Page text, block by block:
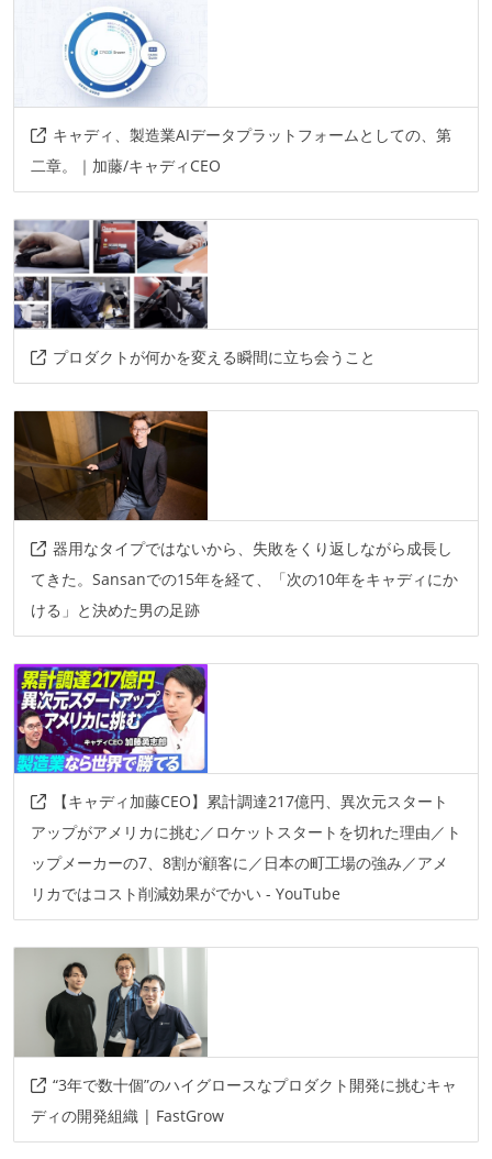
その他、現場で使われている技術
フレームワーク
redux
データベース
postgresql
google-bigquery
その他
kubernetes
gke firestore rest
scikit-learn
キャディ、製造業AIデータプラットフォームとしての、第
二章。｜加藤/キャディCEO
プロダクトが何かを変える瞬間に立ち会うこと
器用なタイプではないから、失敗をくり返しながら成長し
てきた。Sansanでの15年を経て、「次の10年をキャディにか
ける」と決めた男の足跡
【キャディ加藤CEO】累計調達217億円、異次元スタート
アップがアメリカに挑む／ロケットスタートを切れた理由／ト
ップメーカーの7、8割が顧客に／日本の町工場の強み／アメ
リカではコスト削減効果がでかい - YouTube
“3年で数十個”のハイグロースなプロダクト開発に挑むキャ
ディの開発組織 | FastGrow